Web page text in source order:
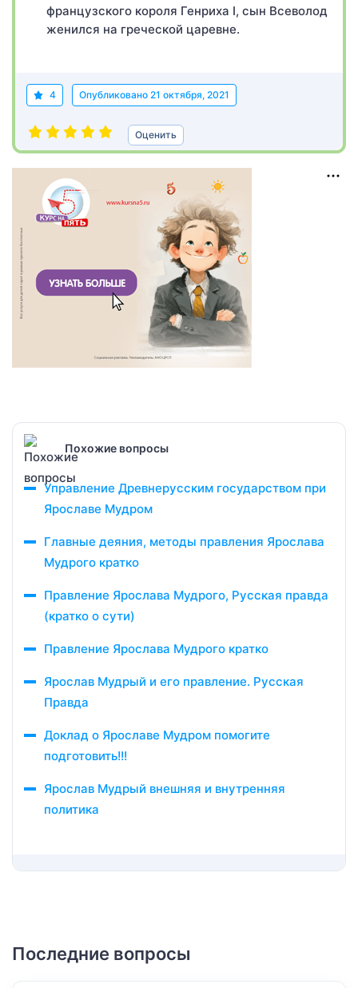
французского короля Генриха I, сын Всеволод
женился на греческой царевне.
4 Опубликовано 21 октября, 2021
Оценить
Похожие вопросы
Управление Древнерусским государством при
Ярославе Мудром
Главные деяния, методы правления Ярослава
Мудрого кратко
Правление Ярослава Мудрого, Русская правда
(кратко о сути)
Правление Ярослава Мудрого кратко
Ярослав Мудрый и его правление. Русская
Правда
Доклад о Ярославе Мудром помогите
подготовить!!!
Ярослав Мудрый внешняя и внутренняя
политика
Последние вопросы